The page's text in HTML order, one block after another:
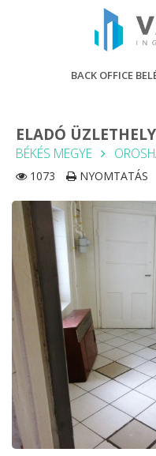
BACK OFFICE
ELADÓ
BÉKÉS MEGYE
1073 NYOMTATÁS